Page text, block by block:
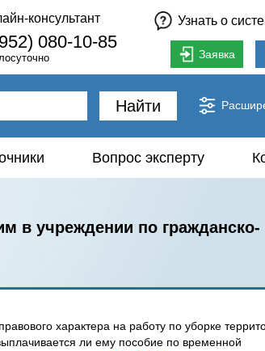
консультант
080-10-85
Узнать о
Заявка
Найти
Вопрос эксперту
в учреждении по гражданско-
характера на работу по уборке
ли ему пособие по временной